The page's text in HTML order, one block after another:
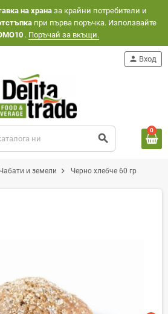
на храна за крайни потребители и
при първа поръчка. Използвайте
. Поръчай за вкъщи.
search
person Вход
0
Чабати и земели chevron_right Черно хлебче 60 гр